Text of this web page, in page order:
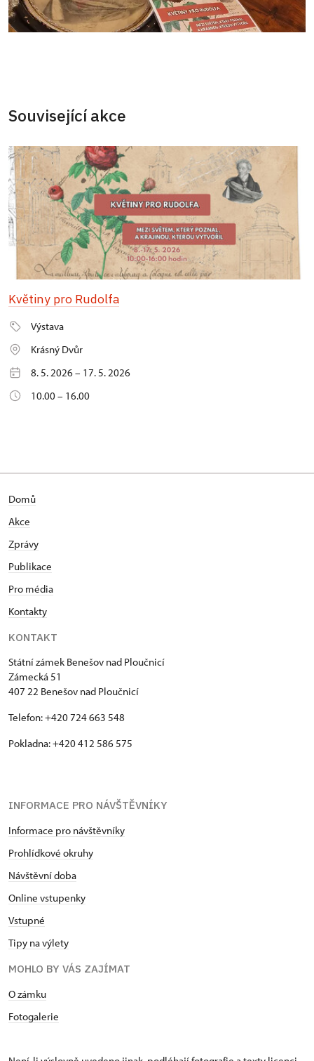
Související akce
Květiny pro Rudolfa
Výstava
Krásný Dvůr
8. 5. 2026 – 17. 5. 2026
10.00 – 16.00
Domů
Akce
Zprávy
Publikace
Pro média
Kontakty
KONTAKT
Státní zámek Benešov nad Ploučnicí
Zámecká 51
407 22 Benešov nad Ploučnicí
Telefon: +420 724 663 548
Pokladna: +420 412 586 575
INFORMACE PRO NÁVŠTĚVNÍKY
Informace pro návštěvníky
Prohlídkové okruhy
Návštěvní doba
Online vstupenky
Vstupné
Tipy na výlety
MOHLO BY VÁS ZAJÍMAT
O zámku
Fotogalerie